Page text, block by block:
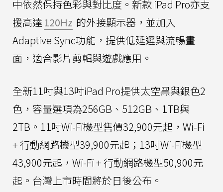
中依然保持色彩與對比度。新款 iPad Pro亦支
援高達 120Hz 的外接顯示器，並加入
Adaptive Sync功能，提供低延遲與流暢畫
面，適合影片剪輯與遊戲應用。
全新11吋與13吋iPad Pro提供太空黑與銀色2
色，容量選項為256GB、512GB、1TB與
2TB。11吋Wi-Fi機型售價32,900元起，Wi-Fi
+ 行動網路機型39,900元起；13吋Wi-Fi機型
43,900元起，Wi-Fi + 行動網路機型50,900元
起。台灣上市時間將於日後公布。